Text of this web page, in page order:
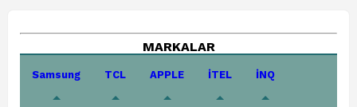
MARKALAR
Samsung TCL APPLE İTEL İNQ